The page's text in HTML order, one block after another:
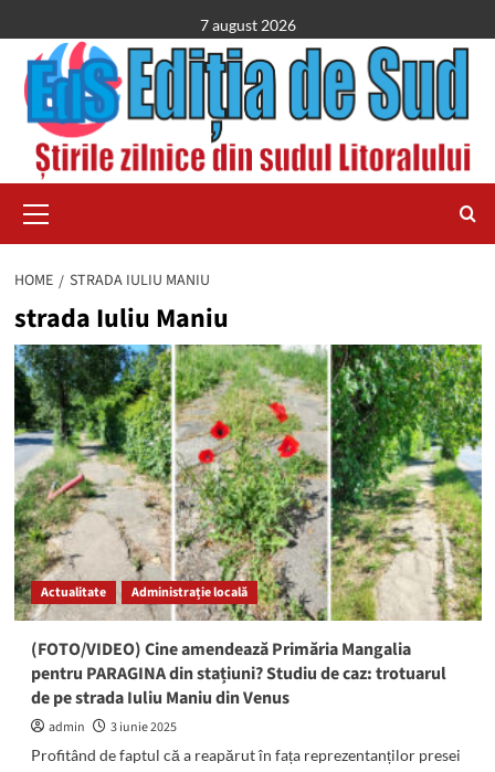
to
content
7 august 2026
Menu
HOME STRADA IULIU MANIU
strada Iuliu Maniu
Actualitate Administrație locală
(FOTO/VIDEO) Cine amendează Primăria Mangalia
pentru PARAGINA din stațiuni? Studiu de caz: trotuarul
de pe strada Iuliu Maniu din Venus
admin
3 iunie 2025
Profitând de faptul că a reapărut în fața reprezentanților presei